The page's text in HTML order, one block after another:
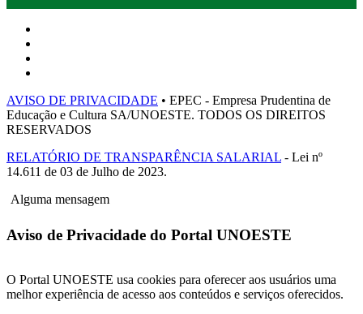
AVISO DE PRIVACIDADE • EPEC - Empresa Prudentina de
Educação e Cultura SA/UNOESTE. TODOS OS DIREITOS
RESERVADOS
RELATÓRIO DE TRANSPARÊNCIA SALARIAL - Lei nº
14.611 de 03 de Julho de 2023.
Alguma mensagem
Aviso de Privacidade do Portal UNOESTE
O Portal UNOESTE usa cookies para oferecer aos usuários uma
melhor experiência de acesso aos conteúdos e serviços oferecidos.